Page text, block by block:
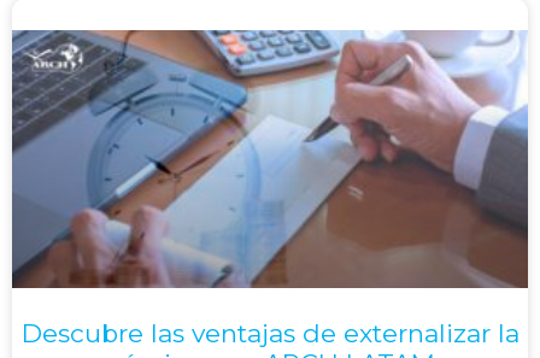
Descubre las ventajas de externalizar la